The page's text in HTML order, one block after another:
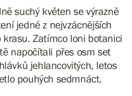
suchý květen se výrazně
jedné z nejvzácnějších
krasu. Zatímco loni botanici
napočítali přes osm set
jehlancovitých, letos
pouhých sedmnáct.